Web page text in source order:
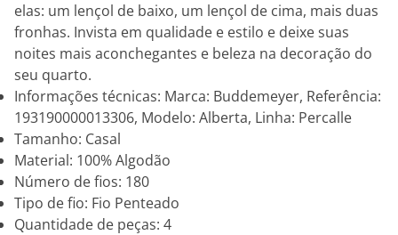
elas: um lençol de baixo, um lençol de cima, mais duas
fronhas. Invista em qualidade e estilo e deixe suas
noites mais aconchegantes e beleza na decoração do
seu quarto.
Informações técnicas: Marca: Buddemeyer, Referência:
193190000013306, Modelo: Alberta, Linha: Percalle
Tamanho: Casal
Material: 100% Algodão
Número de fios: 180
Tipo de fio: Fio Penteado
Quantidade de peças: 4